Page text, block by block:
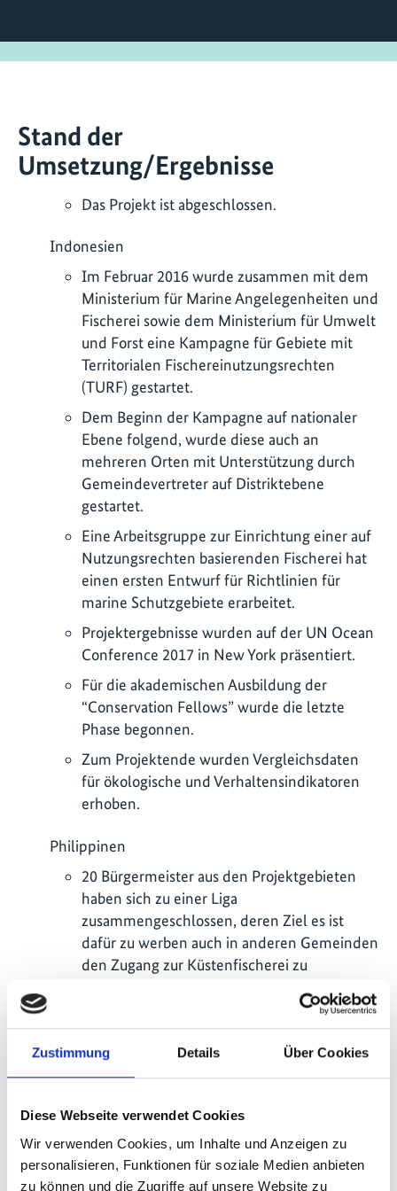
Zustimmung Details Über Cookies
Diese Webseite verwendet Cookies
Wir verwenden Cookies, um Inhalte und Anzeigen zu
personalisieren, Funktionen für soziale Medien anbieten
zu können und die Zugriffe auf unsere Website zu
Stand der
Umsetzung/Ergebnisse
Das Projekt ist abgeschlossen.
Indonesien
Im Februar 2016 wurde zusammen mit dem
Ministerium für Marine Angelegenheiten und
Fischerei sowie dem Ministerium für Umwelt
und Forst eine Kampagne für Gebiete mit
Territorialen Fischereinutzungsrechten
(TURF) gestartet.
Dem Beginn der Kampagne auf nationaler
Ebene folgend, wurde diese auch an
mehreren Orten mit Unterstützung durch
Gemeindevertreter auf Distriktebene
gestartet.
Eine Arbeitsgruppe zur Einrichtung einer auf
Nutzungsrechten basierenden Fischerei hat
einen ersten Entwurf für Richtlinien für
marine Schutzgebiete erarbeitet.
Projektergebnisse wurden auf der UN Ocean
Conference 2017 in New York präsentiert.
Für die akademischen Ausbildung der
“Conservation Fellows” wurde die letzte
Phase begonnen.
Zum Projektende wurden Vergleichsdaten
für ökologische und Verhaltensindikatoren
erhoben.
Philippinen
20 Bürgermeister aus den Projektgebieten
haben sich zu einer Liga
zusammengeschlossen, deren Ziel es ist
dafür zu werben auch in anderen Gemeinden
den Zugang zur Küstenfischerei zu
Bis heute unterstützen 29 Bürgermeister
Erfahrungen mit Rare an andere Gemeinden
weitergeben können. 18 weitere
Fischereimanagement weitergebildet.
Das Projekt leistete zu drei von neun